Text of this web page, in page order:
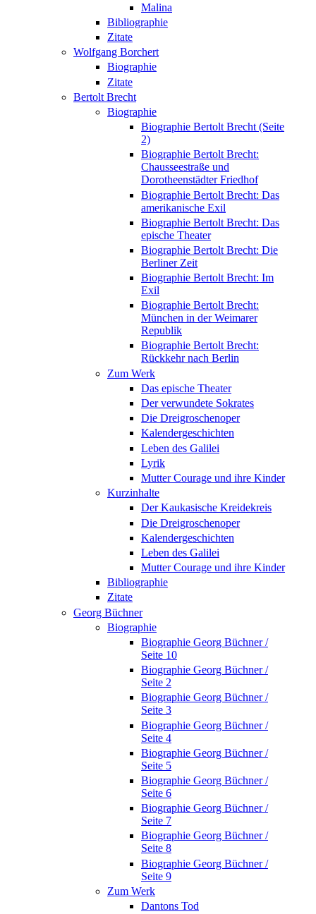
Malina
Bibliographie
Zitate
Wolfgang Borchert
Biographie
Zitate
Bertolt Brecht
Biographie
Biographie Bertolt Brecht (Seite
2)
Biographie Bertolt Brecht:
Chausseestraße und
Dorotheenstädter Friedhof
Biographie Bertolt Brecht: Das
amerikanische Exil
Biographie Bertolt Brecht: Das
epische Theater
Biographie Bertolt Brecht: Die
Berliner Zeit
Biographie Bertolt Brecht: Im
Exil
Biographie Bertolt Brecht:
München in der Weimarer
Republik
Biographie Bertolt Brecht:
Rückkehr nach Berlin
Zum Werk
Das epische Theater
Der verwundete Sokrates
Die Dreigroschenoper
Kalendergeschichten
Leben des Galilei
Lyrik
Mutter Courage und ihre Kinder
Kurzinhalte
Der Kaukasische Kreidekreis
Die Dreigroschenoper
Kalendergeschichten
Leben des Galilei
Mutter Courage und ihre Kinder
Bibliographie
Zitate
Georg Büchner
Biographie
Biographie Georg Büchner /
Seite 10
Biographie Georg Büchner /
Seite 2
Biographie Georg Büchner /
Seite 3
Biographie Georg Büchner /
Seite 4
Biographie Georg Büchner /
Seite 5
Biographie Georg Büchner /
Seite 6
Biographie Georg Büchner /
Seite 7
Biographie Georg Büchner /
Seite 8
Biographie Georg Büchner /
Seite 9
Zum Werk
Dantons Tod